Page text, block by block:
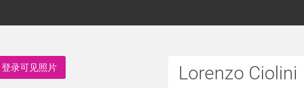
登录可见照片 Lorenzo Ciolini